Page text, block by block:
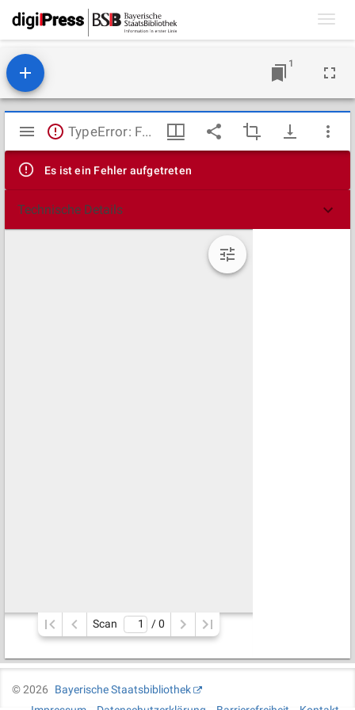
1
Mirador
Viewer
TypeError: Failed to fetch
Es ist ein Fehler aufgetreten
Technische Details
Scan / 0
©2026
Bayerische Staatsbibliothek